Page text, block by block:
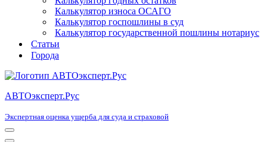
Калькулятор износа ОСАГО
Калькулятор госпошлины в суд
Калькулятор государственной пошлины нотариус
Статьи
Города
АВТОэксперт.Рус
Экспертная оценка ущерба для суда и страховой
Меню